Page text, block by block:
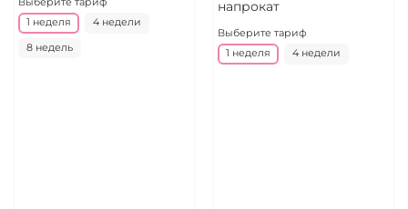
Выберите тариф
1 неделя
4 недели
8 недель
напрокат
Выберите тариф
1 неделя
4 недели